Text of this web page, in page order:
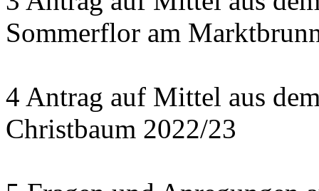
Sommerflor am
4 Antrag auf Mittel aus
Christbaum 2022/23